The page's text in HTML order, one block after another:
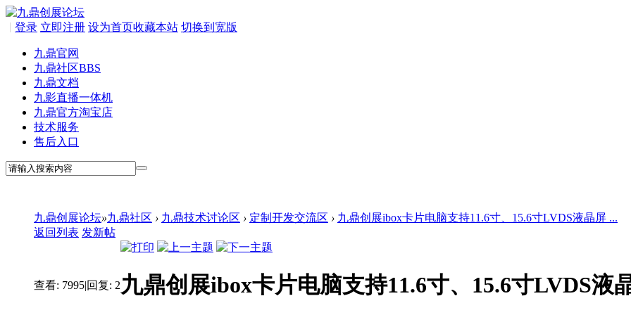
登录
| 立即注册 设为首页收藏本站 切换到宽版
九鼎官网
九鼎社区BBS
九鼎文档
九影直播一体机
九鼎官方淘宝店
技术服务
售后入口
九鼎创展论坛»九鼎社区 › 九鼎技术讨论区 › 定制开发交流区 › 九鼎创展ibox卡片电脑支持11.6寸、15.6寸LVDS液晶屏 ...
返回列表 发新帖
查看: 7995|回复: 2九鼎创展ibox卡片电脑支持11.6寸、15.6寸LVDS液